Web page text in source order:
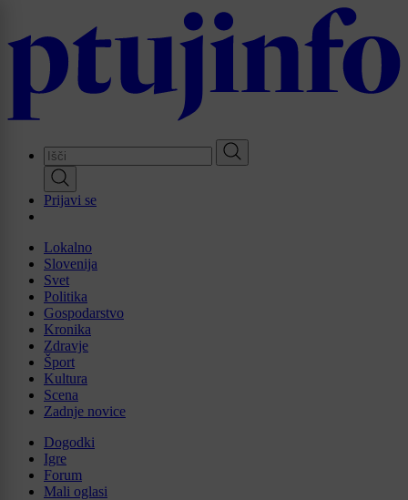
main
Prijavi se
Lokalno
Slovenija
Svet
Politika
Gospodarstvo
Kronika
Zdravje
Šport
Kultura
Scena
Zadnje novice
Dogodki
Igre
Forum
Mali oglasi